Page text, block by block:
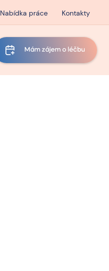
Nabídka práce Kontakty
Mám zájem o léčbu